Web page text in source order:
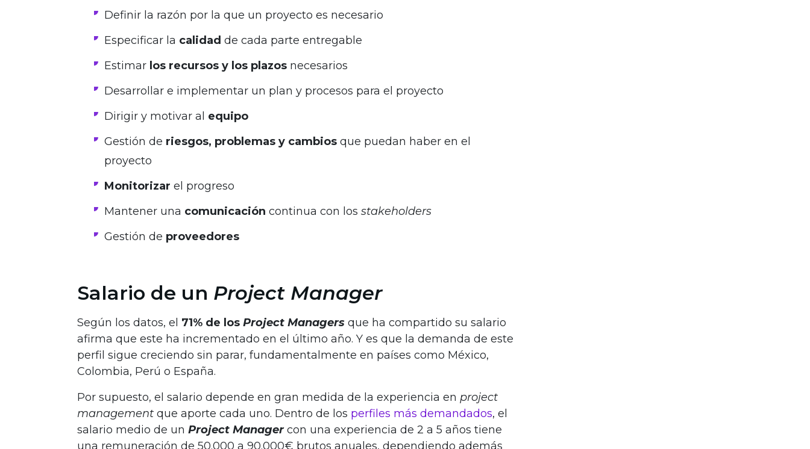
Definir la razón por la que un proyecto es necesario
Especificar la calidad de cada parte entregable
Estimar los recursos y los plazos necesarios
Desarrollar e implementar un plan y procesos para el proyecto
Dirigir y motivar al equipo
Gestión de riesgos, problemas y cambios que puedan haber en el
proyecto
Monitorizar el progreso
Mantener una comunicación continua con los stakeholders
Gestión de proveedores
Salario de un Project Manager
Según los datos, el 71% de los Project Managers que ha compartido su salario
afirma que este ha incrementado en el último año. Y es que la demanda de este
perfil sigue creciendo sin parar, fundamentalmente en países como México,
Colombia, Perú o España.
Por supuesto, el salario depende en gran medida de la experiencia en project
management que aporte cada uno. Dentro de los perfiles más demandados, el
salario medio de un Project Manager con una experiencia de 2 a 5 años tiene
una remuneración de 50.000 a 90.000€ brutos anuales, dependiendo además